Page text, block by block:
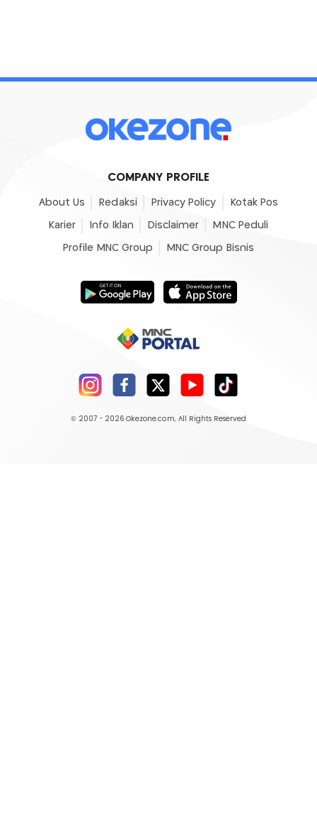
COMPANY PROFILE
About Us Redaksi Privacy Policy Kotak Pos
Karier Info Iklan Disclaimer MNC Peduli
Profile MNC Group MNC Group Bisnis
© 2007 - 2026 Okezone.com, All Rights Reserved